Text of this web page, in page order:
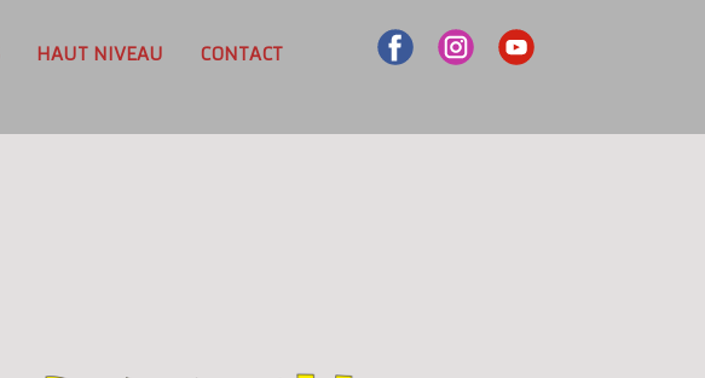
HAUT NIVEAU CONTACT